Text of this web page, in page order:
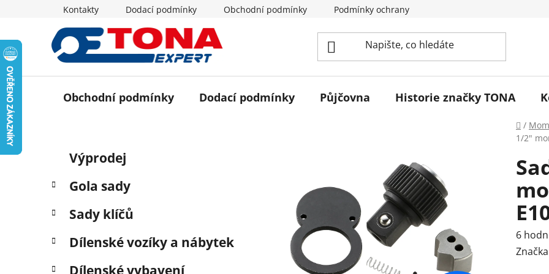
Kontakty Dodací podmínky Obchodní podmínky Podmínky ochrany osobních údajů
Obchodní podmínky Dodací podmínky Půjčovna Historie značky TONA
Domů
/
1/2"
s
r
n
n
Přeskočit
kategorie
e
o
i
Výprodej
Gola sady
Sady klíčů
Dílenské vozíky a nábytek
Dílenské vybavení
6